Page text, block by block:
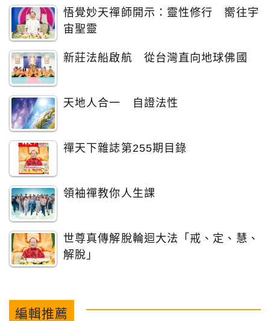
悟覺妙天禪師開示：靈性修行 嚮往宇
宙聖靈
新莊法船啟航 從台灣直向地球佛國
天地人合一 自證法性
禪天下雜誌第255期目錄
領袖禪教你人生課
世尊真傳解脫輪迴大法「戒、定、慧、
解脫」
編輯推薦